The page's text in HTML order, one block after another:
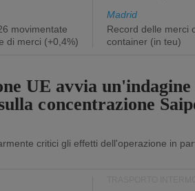
movimentate
di merci (+0,4%)
Madrid
Record delle merci
container (in teu)
UE avvia un'indagine
concentrazione
critici gli effetti dell'operazione in